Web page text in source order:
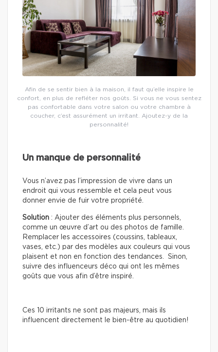
Afin de se sentir bien à la maison, il faut qu’elle inspire le
confort, en plus de refléter nos goûts. Si vous ne vous sentez
pas confortable dans votre salon ou votre chambre à
coucher, c’est assurément un irritant. Ajoutez-y de la
personnalité!
Un manque de personnalité
Vous n’avez pas l’impression de vivre dans un
endroit qui vous ressemble et cela peut vous
donner envie de fuir votre propriété.
Solution : Ajouter des éléments plus personnels,
comme un œuvre d’art ou des photos de famille.
Remplacer les accessoires (coussins, tableaux,
vases, etc.) par des modèles aux couleurs qui vous
plaisent et non en fonction des tendances. Sinon,
suivre des influenceurs déco qui ont les mêmes
goûts que vous afin d’être inspiré.
Ces 10 irritants ne sont pas majeurs, mais ils
influencent directement le bien-être au quotidien!